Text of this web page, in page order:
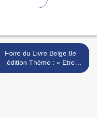
Foire du Livre Belge 8e
édition Thème : « Etre
européen » bruxelles >